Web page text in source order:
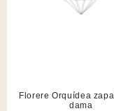
Florere Orquídea
dama